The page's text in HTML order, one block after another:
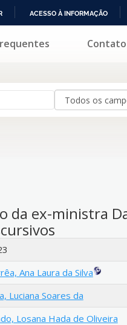
ACESSO À INFORMAÇÃO
Contato
da ex-ministra
Ana Laura da Silva
Luciana Soares da
Losana Hada de Oliveira